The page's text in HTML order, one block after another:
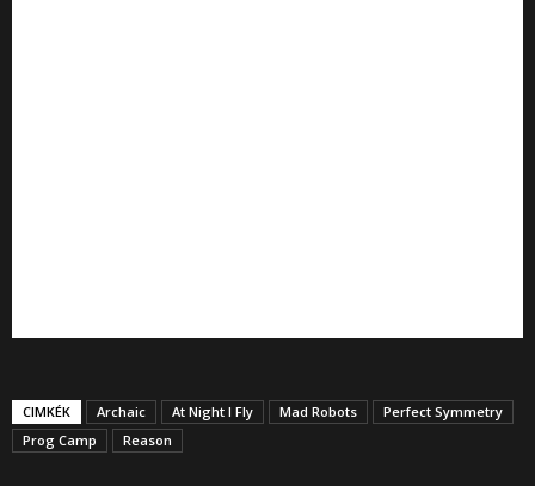
CIMKÉK Archaic At Night I Fly Mad Robots
Perfect Symmetry
Prog Camp
Reason